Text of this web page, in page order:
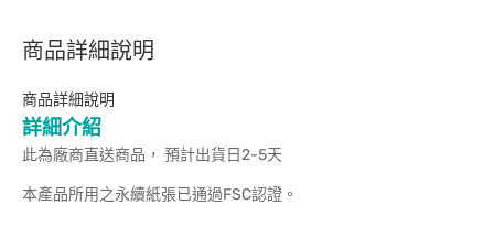
商品詳細說明
商品詳細說明
詳細介紹
此為廠商直送商品， 預計出貨日2-5天
本產品所用之永續紙張已通過FSC認證。